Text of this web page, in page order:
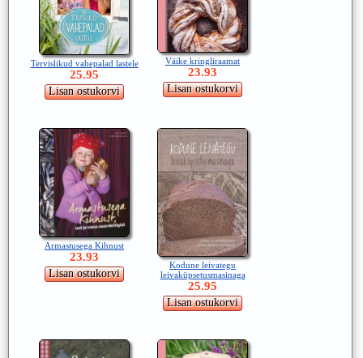
Tervislikud vahepalad lastele
25.95
Väike kringliraamat
23.93
Armastusega Kihnust
23.93
Kodune leivategu
leivaküpsetusmasinaga
25.95